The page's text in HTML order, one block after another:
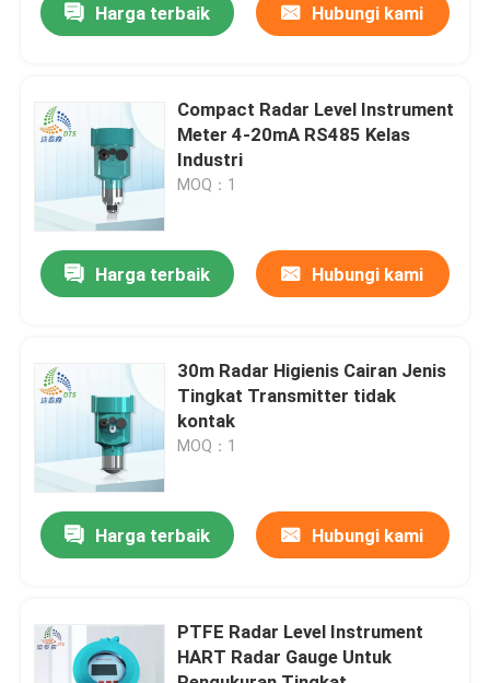
Produk
Tentang kita
Kontrol kualitas
Hubungi kami
Quote request suatu
Sensor tingkat radar
Harga terbaik Hubungi kami
Compact Radar Level Instrument
Meter 4-20mA RS485 Kelas
Industri
MOQ：1
Harga terbaik Hubungi kami
30m Radar Higienis Cairan Jenis
Tingkat Transmitter tidak
kontak
MOQ：1
Harga terbaik Hubungi kami
PTFE Radar Level Instrument
HART Radar Gauge Untuk